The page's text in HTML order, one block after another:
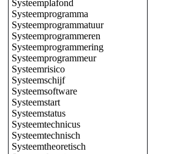
Systeemplafond
Systeemprogramma
Systeemprogrammatuur
Systeemprogrammeren
Systeemprogrammering
Systeemprogrammeur
Systeemrisico
Systeemschijf
Systeemsoftware
Systeemstart
Systeemstatus
Systeemtechnicus
Systeemtechnisch
Systeemtheoretisch